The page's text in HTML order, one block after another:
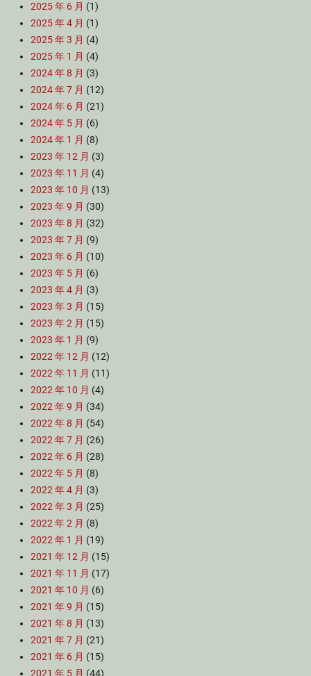
2025 年 6 月 (1)
2025 年 4 月 (1)
2025 年 3 月 (4)
2025 年 1 月 (4)
2024 年 8 月 (3)
2024 年 7 月 (12)
2024 年 6 月 (21)
2024 年 5 月 (6)
2024 年 1 月 (8)
2023 年 12 月 (3)
2023 年 11 月 (4)
2023 年 10 月 (13)
2023 年 9 月 (30)
2023 年 8 月 (32)
2023 年 7 月 (9)
2023 年 6 月 (10)
2023 年 5 月 (6)
2023 年 4 月 (3)
2023 年 3 月 (15)
2023 年 2 月 (15)
2023 年 1 月 (9)
2022 年 12 月 (12)
2022 年 11 月 (11)
2022 年 10 月 (4)
2022 年 9 月 (34)
2022 年 8 月 (54)
2022 年 7 月 (26)
2022 年 6 月 (28)
2022 年 5 月 (8)
2022 年 4 月 (3)
2022 年 3 月 (25)
2022 年 2 月 (8)
2022 年 1 月 (19)
2021 年 12 月 (15)
2021 年 11 月 (17)
2021 年 10 月 (6)
2021 年 9 月 (15)
2021 年 8 月 (13)
2021 年 7 月 (21)
2021 年 6 月 (15)
2021 年 5 月 (44)